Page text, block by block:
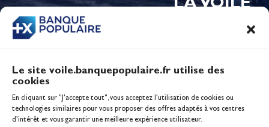
Le site voile.banquepopulaire.fr utilise des
cookies
En cliquant sur "J'accepte tout", vous acceptez l’utilisation de cookies ou
technologies similaires pour vous proposer des offres adaptés à vos centres
d’intérêt et vous garantir une meilleure expérience utilisateur.
Inscription serveur média
Contact